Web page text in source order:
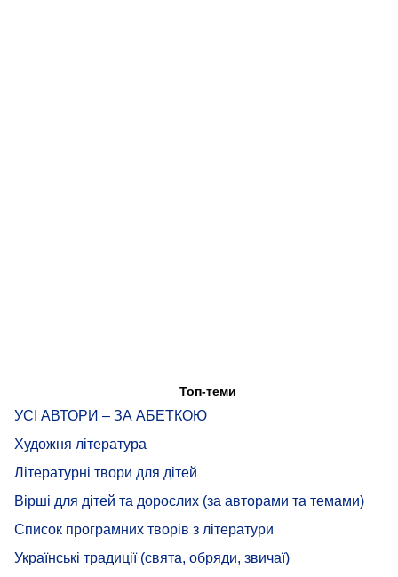
Топ-теми
УСІ АВТОРИ – ЗА АБЕТКОЮ
Художня література
Літературні твори для дітей
Вірші для дітей та дорослих (за авторами та темами)
Список програмних творів з літератури
Українські традиції (свята, обряди, звичаї)